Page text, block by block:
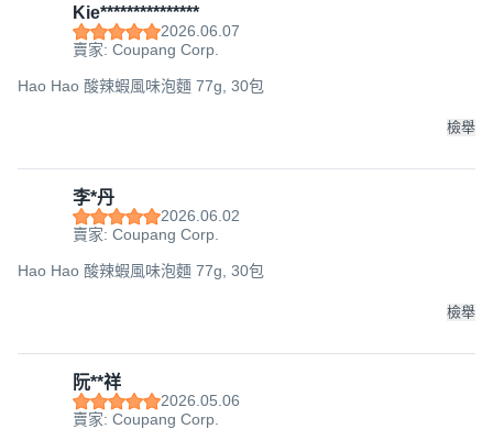
輕鬆品嚐到來自越南的美味。
Kie***************
2026.06.07
賣家: Coupang Corp.
Hao Hao 酸辣蝦風味泡麵 77g, 30包
檢舉
李*丹
2026.06.02
賣家: Coupang Corp.
Hao Hao 酸辣蝦風味泡麵 77g, 30包
檢舉
阮**祥
2026.05.06
賣家: Coupang Corp.